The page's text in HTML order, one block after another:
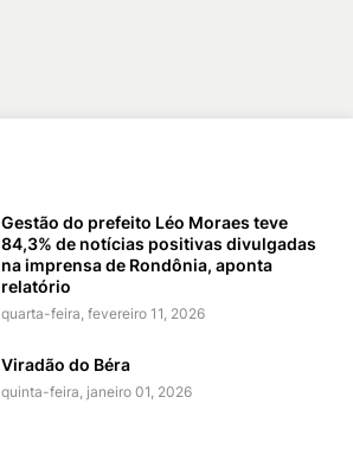
Gestão do prefeito Léo Moraes teve
84,3% de notícias positivas divulgadas
na imprensa de Rondônia, aponta
relatório
quarta-feira, fevereiro 11, 2026
Viradão do Béra
quinta-feira, janeiro 01, 2026